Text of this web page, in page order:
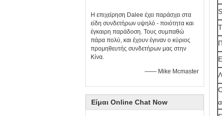
Η επιχείρηση Dalee έχει παράσχει στα
είδη συνδετήρων υψηλό - ποιότητα και
έγκαιρη παράδοση. Τους συμπαθώ
πάρα πολύ, και έχουν έγιναν ο κύριος
προμηθευτής συνδετήρων μας στην
Κίνα.
—— Mike Mcmaster
Είμαι Online Chat Now